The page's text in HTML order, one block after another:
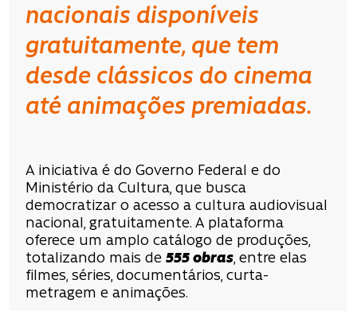
nacionais disponíveis
gratuitamente, que tem
desde clássicos do cinema
até animações premiadas.
A iniciativa é do Governo Federal e do
Ministério da Cultura, que busca
democratizar o acesso a cultura audiovisual
nacional, gratuitamente. A plataforma
oferece um amplo catálogo de produções,
totalizando mais de 555 obras, entre elas
filmes, séries, documentários, curta-
metragem e animações.